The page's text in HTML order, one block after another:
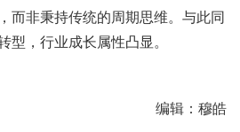
而非秉持传统的周期思维。与此同
型，行业成长属性凸显。
编辑：穆皓